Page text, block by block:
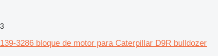
3
139-3286 bloque de motor para Caterpillar D9R bulldozer